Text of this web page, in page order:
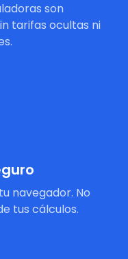
son
tarifas ocultas ni
navegador. No
tus cálculos.